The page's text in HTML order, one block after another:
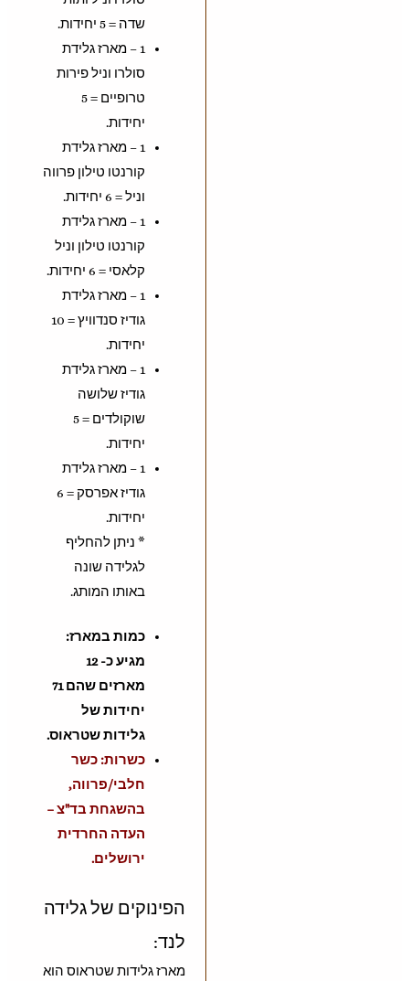
שדה = 5 יחידות.
1 – מארז גלידת
סולרו וניל פירות
טרופיים = 5
יחידות.
1 – מארז גלידת
קורנטו טילון פרווה
וניל = 6 יחידות.
1 – מארז גלידת
קורנטו טילון וניל
קלאסי = 6 יחידות.
1 – מארז גלידת
גודיז סנדוויץ = 10
יחידות.
1 – מארז גלידת
גודיז שלושה
שוקולדים = 5
יחידות.
1 – מארז גלידת
גודיז אפרסק = 6
יחידות.
* ניתן להחליף
לגלידה שונה
באותו המותג.
כמות במארז:
מגיע כ- 12
מארזים שהם 71
יחידות של
גלידות שטראוס.
כשרות: כשר
חלבי/פרווה,
בהשגחת בד"צ –
העדה החרדית
ירושלים.
הפינוקים של גלידה
לנד:
מארז גלידות שטראוס הוא